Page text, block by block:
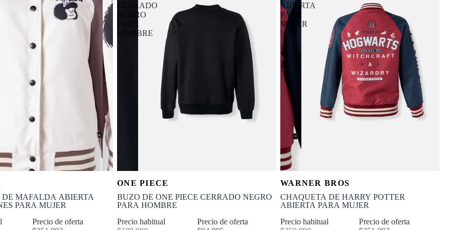
S M XL
MAFALDA ABIERTA
PARA MUJER
Precio de oferta
CERRADO
NEGRO
HOMBRE
-50% OFF
XS S M L XL
ONE PIECE
BUZO DE ONE PIECE CERRADO NEGRO
PARA HOMBRE
Precio de oferta
Precio habitual
ABIERTA
PARA
MUJER
-30% OFF
Selecciona tu talla
XS S M L XL
WARNER BROS
CHAQUETA DE HARRY POTTER
ABIERTA PARA MUJER
Precio de oferta
Precio habitual